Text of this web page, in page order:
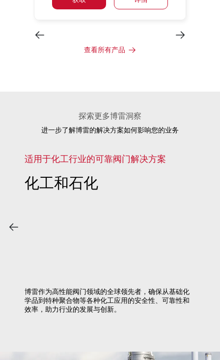
查看所有产品
探索更多博雷洞察
进一步了解博雷的解决方案如何影响您的业务
适用于化工行业的可靠阀门解决方案
化工和石化
博雷作为高性能阀门领域的全球领先者，确保从基础化
学品到特种聚合物等各种化工应用的安全性、可靠性和
效率，助力行业的发展与创新。